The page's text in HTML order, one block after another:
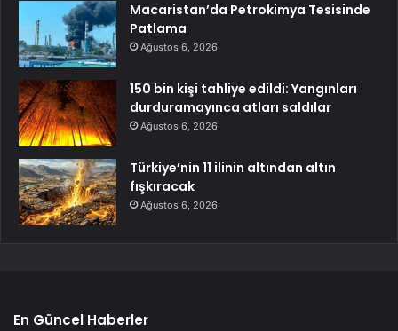
Macaristan’da Petrokimya Tesisinde
Patlama
Ağustos 6, 2026
150 bin kişi tahliye edildi: Yangınları
durduramayınca atları saldılar
Ağustos 6, 2026
Türkiye’nin 11 ilinin altından altın
fışkıracak
Ağustos 6, 2026
En Güncel Haberler